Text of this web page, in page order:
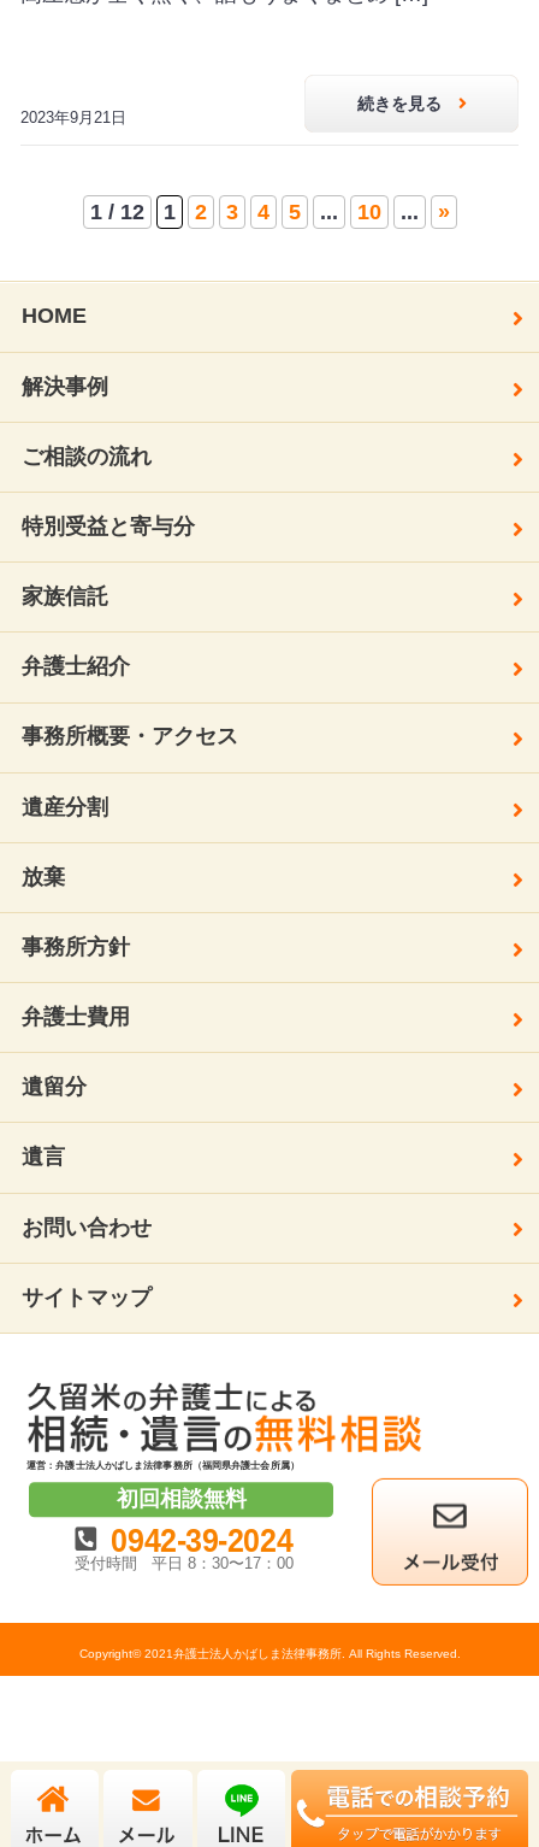
2023年9月21日
続きを見る
1 / 12 1 2 3 4 5 ... 10 ... »
HOME
解決事例
ご相談の流れ
特別受益と寄与分
家族信託
弁護士紹介
事務所概要・アクセス
遺産分割
放棄
事務所方針
弁護士費用
遺留分
遺言
お問い合わせ
サイトマップ
運営：弁護士法人かばしま法律事務所（福岡県弁護士会所属）
初回相談無料
0942-39-2024
受付時間 平日 8：30〜17：00
Copyright© 2021弁護士法人かばしま法律事務所. All Rights Reserved.